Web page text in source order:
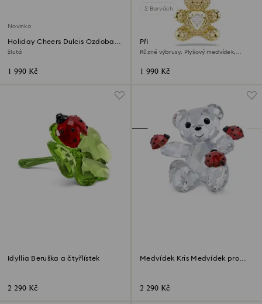
Novinka
Holiday Cheers Dulcis Ozdoba
bonbón
žlutá
1 990 Kč
2 Barvách
Přívěsek Idyllia
Různé výbrusy, Plyšový medvídek,
1 990 Kč
Idyllia Beruška a čtyřlístek
2 290 Kč
Medvídek Kris Medvídek pro
2 290 Kč